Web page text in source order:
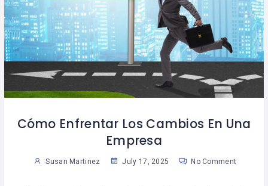
Cómo Enfrentar Los Cambios En Una
Empresa
Susan Martinez July 17, 2025 No Comment